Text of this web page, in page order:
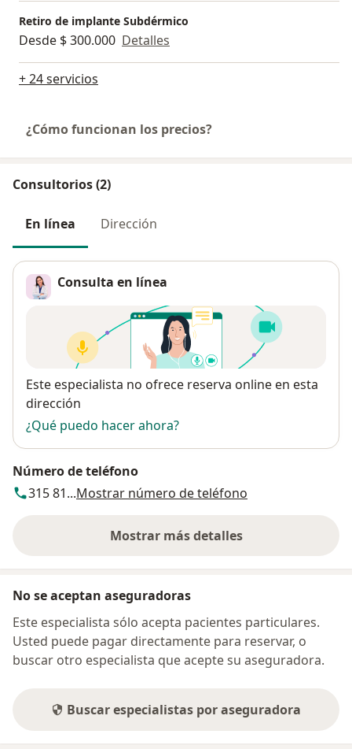
Retiro de implante Subdérmico
Desde $ 300.000 Detalles
+ 24 servicios
¿Cómo funcionan los precios?
Consultorios (2)
En línea Dirección
Consulta en línea
Disponibilidad
Este especialista no ofrece reserva online en esta
dirección
¿Qué puedo hacer ahora?
Número de teléfono
315 81...Mostrar número de teléfono
Mostrar más detalles
sobre la dirección
No se aceptan aseguradoras
Este especialista sólo acepta pacientes particulares.
Usted puede pagar directamente para reservar, o
buscar otro especialista que acepte su aseguradora.
Buscar especialistas por aseguradora